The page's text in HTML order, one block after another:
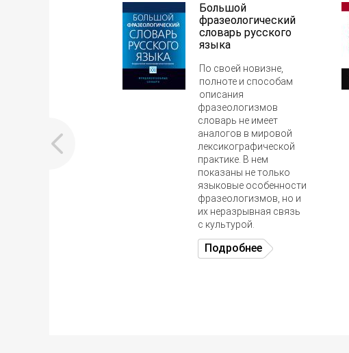
Большой
фразеологический
словарь русского
языка
По своей новизне,
полноте и способам
описания
фразеологизмов
словарь не имеет
аналогов в мировой
лексикографической
практике. В нем
показаны не только
языковые особенности
фразеологизмов, но и
их неразрывная связь
с культурой.
Подробнее